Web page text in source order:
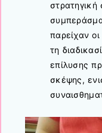
παρείχαν
τη
επίλυσης
σκέψης,